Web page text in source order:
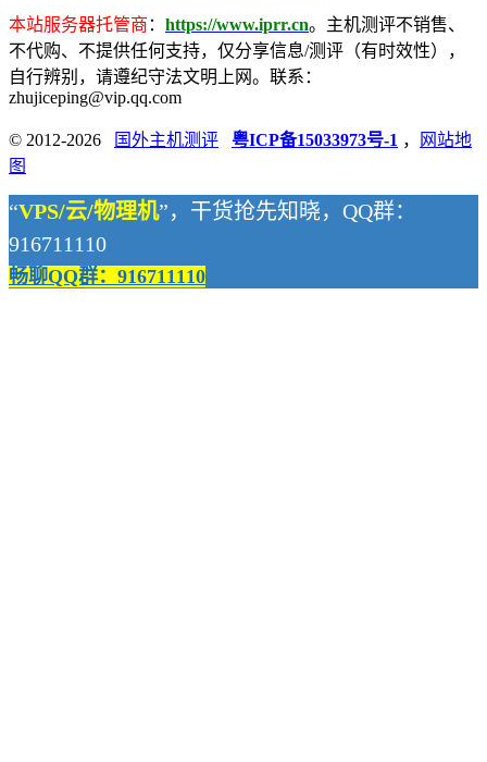
本站服务器托管商 ： https://www.iprr.cn。主机测评不销售、
不代购、不提供任何支持，仅分享信息/测评（有时效性），
自行辨别，请遵纪守法文明上网。联系：
zhujiceping@vip.qq.com
© 2012-2026 国外主机测评 粤ICP备15033973号-1 ，
网站地
图
“VPS/云/物理机”，干货抢先知晓，QQ群：
916711110
畅聊QQ群：916711110